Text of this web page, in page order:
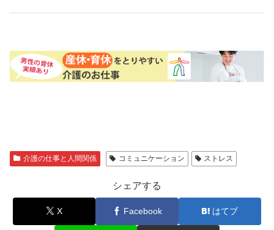
介護の仕事と人間関係 コミュニケーション ストレス
シェアする
X Facebook はてブ